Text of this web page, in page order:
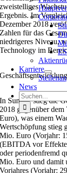
Karriere
News
Suche
nach:
zweistelliges
Ergebnis. Im
Dezember 2018
Zahlen für das
niedrigeres Niveau,
Technology im
In Summe stieg die
2018 gegenüber
Euro), was einem
Wertschöpfung stieg
Mio. Euro (Vorjahr:
(EBITDA vor
oder periodenfremd
Mio. Euro und damit
Vorjahres (Vorjahr: